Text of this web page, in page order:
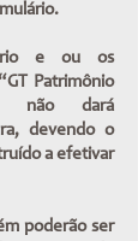
e ou os
Patrimônio
não dará
devendo o
a efetivar
poderão ser